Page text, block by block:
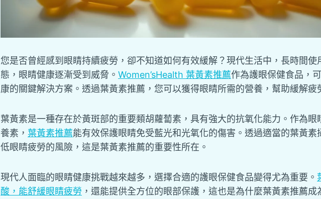
您是否曾經感到眼睛持續疲勞，卻不知道如何有效緩解？現代生活中，長時間使
態，眼睛健康逐漸受到威脅。 Women’sHealth 葉黃素推薦作為護眼保健食品，
康的關鍵解決方案。透過葉黃素推薦，您可以獲得眼睛所需的營養，幫助緩解疲
葉黃素是一種存在於黃斑部的重要類胡蘿蔔素，具有強大的抗氧化能力。作為眼
養素， 葉黃素推薦能有效保護眼睛免受藍光和光氧化的傷害。透過適當的葉黃素
低眼睛疲勞的風險，這是葉黃素推薦的重要性所在。
現代人面臨的眼睛健康挑戰越來越多，選擇合適的護眼保健食品變得尤為重要。
酸，能舒緩眼睛疲勞 ，還能提供全方位的眼部保護，這也是為什麼葉黃素推薦成